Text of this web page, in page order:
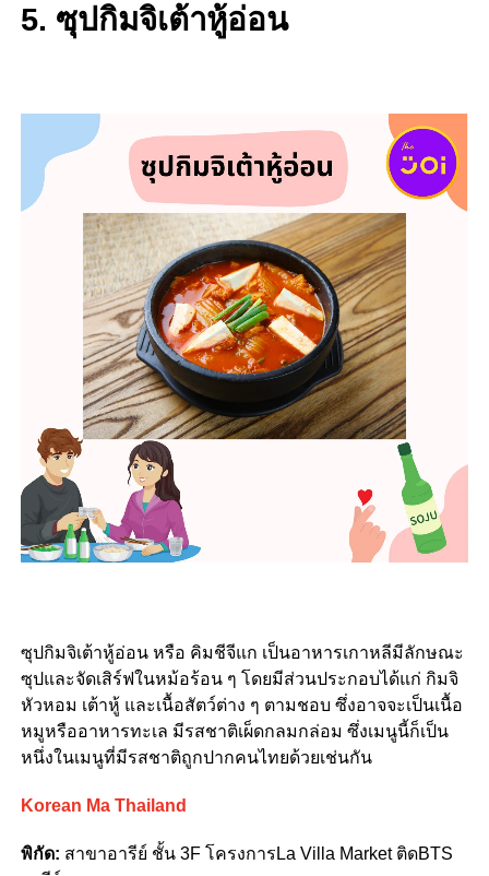
5. ซุปกิมจิเต้าหู้อ่อน
ซุปกิมจิเต้าหู้อ่อน หรือ คิมชีจีแก เป็นอาหารเกาหลีมีลักษณะ
ซุปและจัดเสิร์ฟในหม้อร้อน ๆ โดยมีส่วนประกอบได้แก่ กิมจิ
หัวหอม เต้าหู้ และเนื้อสัตว์ต่าง ๆ ตามชอบ ซึ่งอาจจะเป็นเนื้อ
หมูหรืออาหารทะเล มีรสชาติเผ็ดกลมกล่อม ซึ่งเมนูนี้ก็เป็น
หนึ่งในเมนูที่มีรสชาติถูกปากคนไทยด้วยเช่นกัน
Korean Ma Thailand
พิกัด: สาขาอารีย์ ชั้น 3F โครงการLa Villa Market ติดBTS